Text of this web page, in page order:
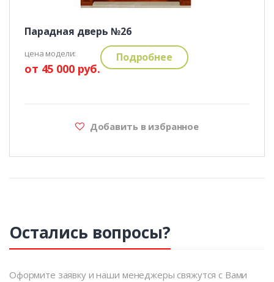
Парадная дверь №26
цена модели:
от 45 000 руб.
Подробнее
Добавить в избранное
Остались вопросы?
Оформите заявку и наши менеджеры свяжутся с Вами